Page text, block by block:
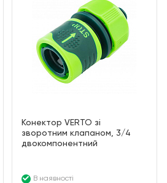
Конектор VERTO зі
зворотним клапаном, 3/4
двокомпонентний
В наявності